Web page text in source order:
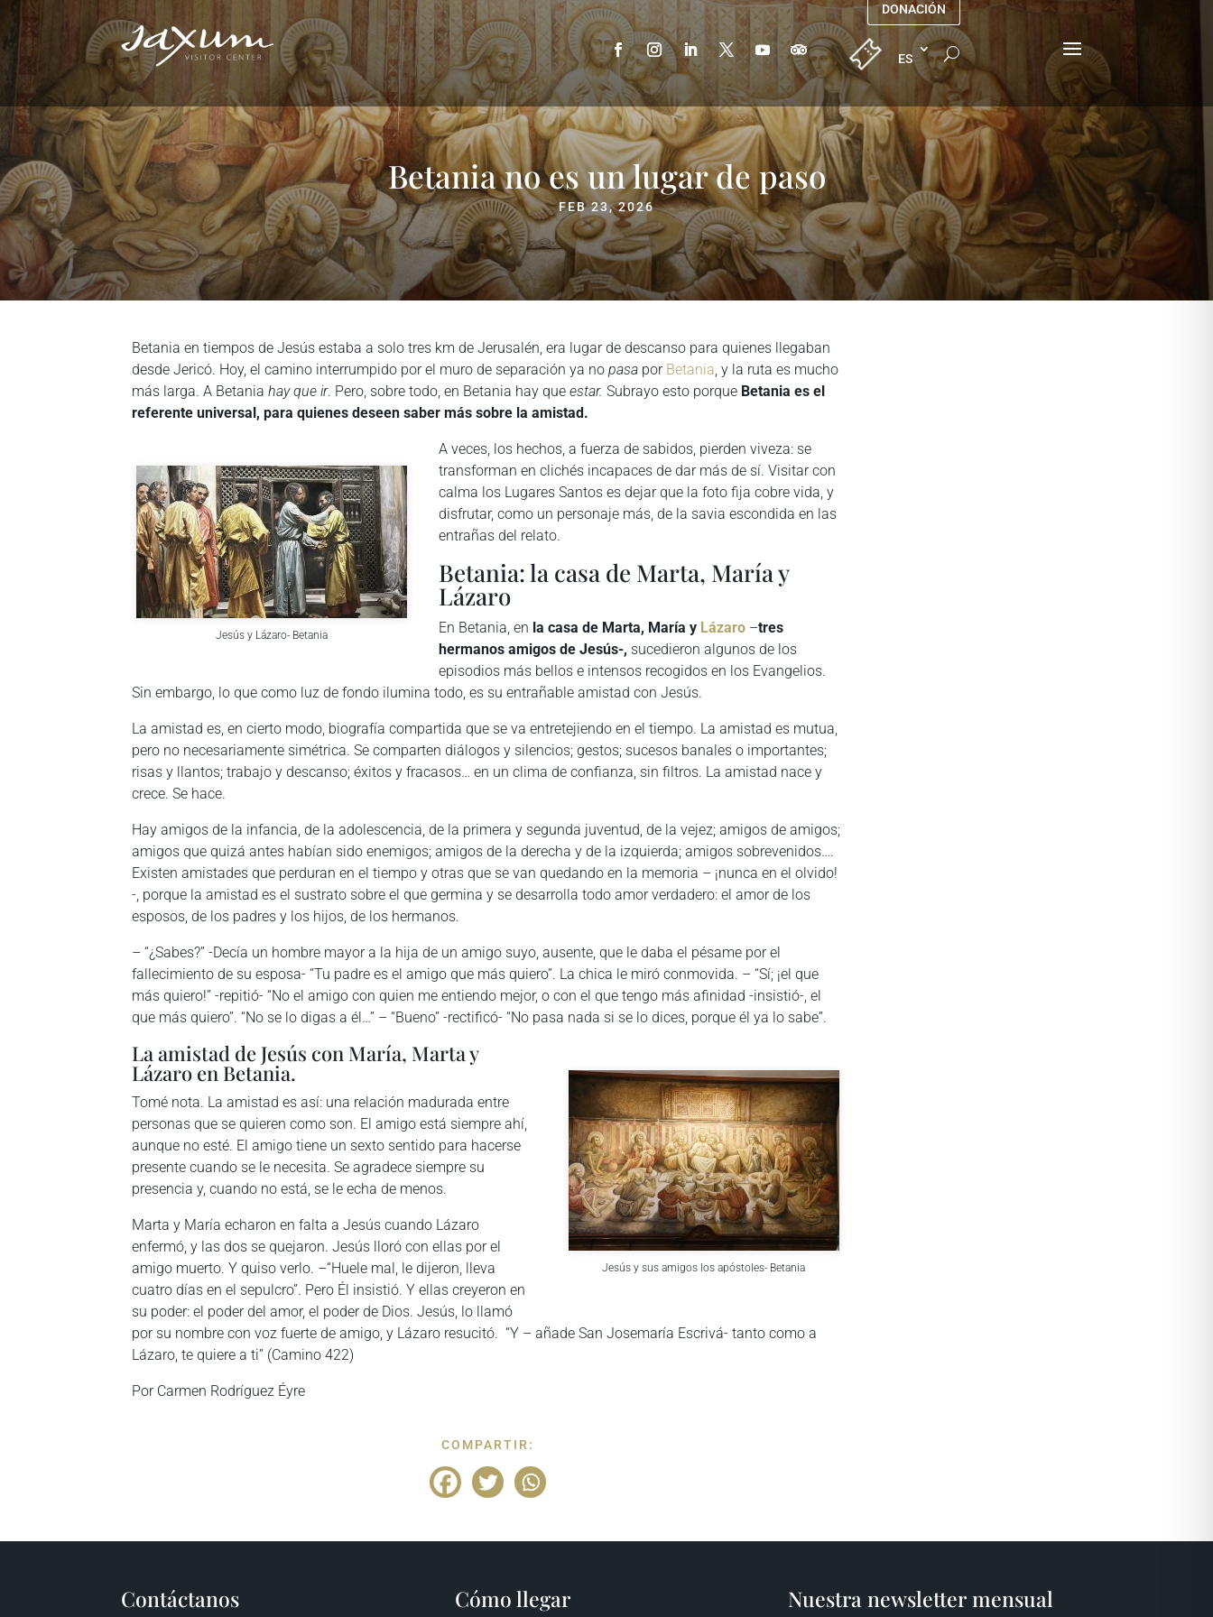
DONACIÓN
Betania no es un lugar de paso
FEB 23, 2026
Betania en tiempos de Jesús estaba a solo tres km de Jerusalén, era lugar de descanso para quienes llegaban
desde Jericó. Hoy, el camino interrumpido por el muro de separación ya nopasa porBetania, y la ruta es mucho
más larga. A Betaniahay que ir. Pero, sobre todo, en Betania hay queestar.Subrayo esto porque Betania es el
referente universal, para quienes deseen saber más sobre la amistad.
Jesús y Lázaro- Betania
A veces, los hechos, a fuerza de sabidos, pierden viveza: se
transforman en clichés incapaces de dar más de sí. Visitar con
calma los Lugares Santos es dejar que la foto fija cobre vida, y
disfrutar, como un personaje más, de la savia escondida en las
entrañas del relato.
Betania: la casa de Marta, María y
Lázaro
En Betania, en la casa de Marta, María y Lázaro –tres
hermanos amigos de Jesús-, sucedieron algunos de los
episodios más bellos e intensos recogidos en los Evangelios.
Sin embargo, lo que como luz de fondo ilumina todo, es su entrañable amistad con Jesús.
La amistad es, en cierto modo, biografía compartida que se va entretejiendo en el tiempo. La amistad es mutua,
pero no necesariamente simétrica. Se comparten diálogos y silencios; gestos; sucesos banales o importantes;
risas y llantos; trabajo y descanso; éxitos y fracasos… en un clima de confianza, sin filtros. La amistad nace y
crece. Se hace.
Hay amigos de la infancia, de la adolescencia, de la primera y segunda juventud, de la vejez; amigos de amigos;
amigos que quizá antes habían sido enemigos; amigos de la derecha y de la izquierda; amigos sobrevenidos….
Existen amistades que perduran en el tiempo y otras que se van quedando en la memoria – ¡nunca en el olvido!
-, porque la amistad es el sustrato sobre el que germina y se desarrolla todo amor verdadero: el amor de los
esposos, de los padres y los hijos, de los hermanos.
– “¿Sabes?” -Decía un hombre mayor a la hija de un amigo suyo, ausente, que le daba el pésame por el
fallecimiento de su esposa- “Tu padre es el amigo que más quiero”. La chica le miró conmovida. – “Sí; ¡el que
más quiero!” -repitió- “No el amigo con quien me entiendo mejor, o con el que tengo más afinidad -insistió-, el
que más quiero”. “No se lo digas a él…” – “Bueno” -rectificó- “No pasa nada si se lo dices, porque él ya lo sabe”.
Jesús y sus amigos los apóstoles- Betania
La amistad de Jesús con María, Marta y
Lázaro en Betania.
Tomé nota. La amistad es así: una relación madurada entre
personas que se quieren como son. El amigo está siempre ahí,
aunque no esté. El amigo tiene un sexto sentido para hacerse
presente cuando se le necesita. Se agradece siempre su
presencia y, cuando no está, se le echa de menos.
Marta y María echaron en falta a Jesús cuando Lázaro
enfermó, y las dos se quejaron. Jesús lloró con ellas por el
amigo muerto. Y quiso verlo. –“Huele mal, le dijeron, lleva
cuatro días en el sepulcro”. Pero Él insistió. Y ellas creyeron en
su poder: el poder del amor, el poder de Dios. Jesús, lo llamó
por su nombre con voz fuerte de amigo, y Lázaro resucitó. “Y – añade San Josemaría Escrivá- tanto como a
Lázaro, te quiere a ti” (Camino 422)
Por Carmen Rodríguez Éyre
COMPARTIR:
Contáctanos Cómo llegar Nuestra newsletter mensual